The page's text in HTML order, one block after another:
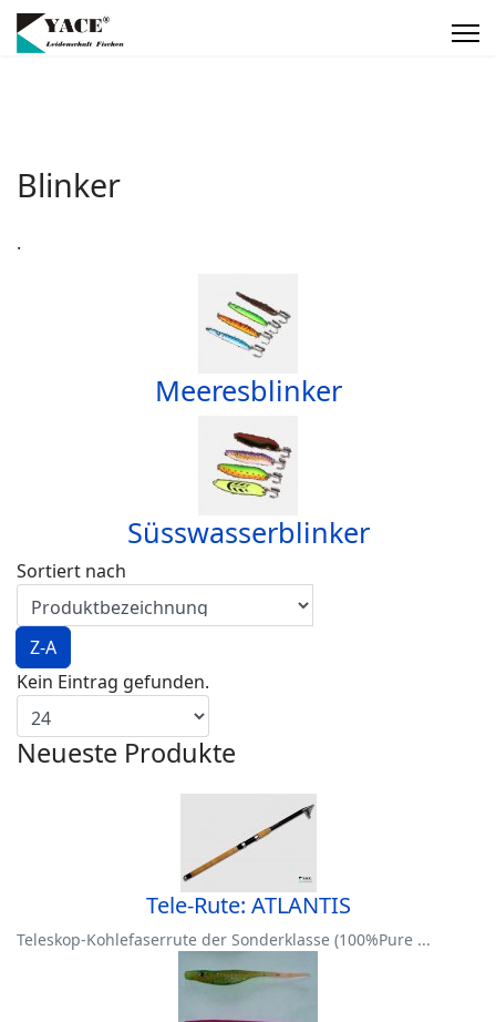
Blinker
.
Meeresblinker
Süsswasserblinker
Sortiert nach
Z-A
Kein Eintrag gefunden.
Neueste Produkte
Tele-Rute: ATLANTIS
Teleskop-Kohlefaserrute der Sonderklasse (100%Pure ...